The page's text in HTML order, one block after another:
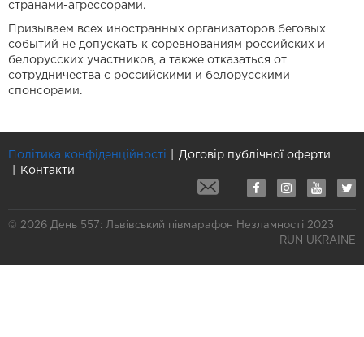
странами-агрессорами.
Призываем всех иностранных организаторов беговых
событий не допускать к соревнованиям российских и
белорусских участников, а также отказаться от
сотрудничества с российскими и белорусскими
спонсорами.
Політика конфіденційності
Договір публічної оферти
Контакти
© 2026 День 557: Львівський півмарафон Незламності 2023
RUN UKRAINE